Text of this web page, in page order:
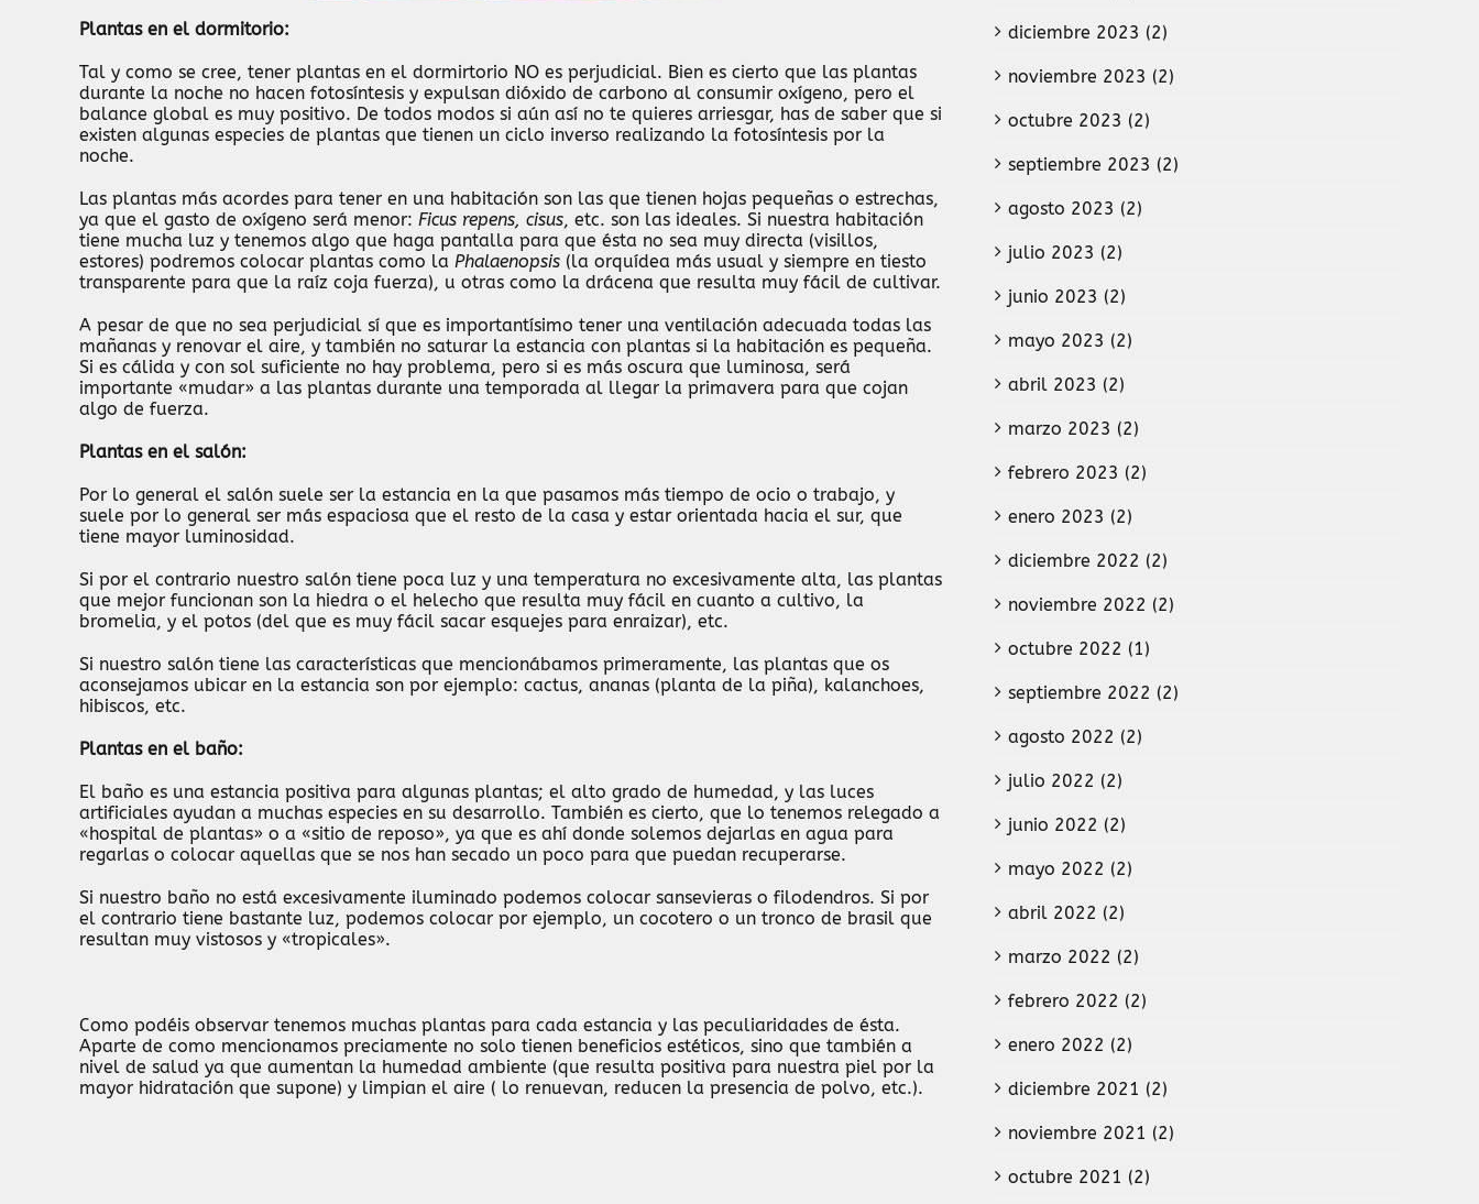
Plantas en el dormitorio:
Tal y como se cree, tener plantas en el dormirtorio NO es perjudicial. Bien es cierto que las plantas
durante la noche no hacen fotosíntesis y expulsan dióxido de carbono al consumir oxígeno, pero el
balance global es muy positivo. De todos modos si aún así no te quieres arriesgar, has de saber que si
existen algunas especies de plantas que tienen un ciclo inverso realizando la fotosíntesis por la
noche.
Las plantas más acordes para tener en una habitación son las que tienen hojas pequeñas o estrechas,
ya que el gasto de oxígeno será menor: Ficus repens, cisus, etc. son las ideales. Si nuestra habitación
tiene mucha luz y tenemos algo que haga pantalla para que ésta no sea muy directa (visillos,
estores) podremos colocar plantas como la Phalaenopsis(la orquídea más usual y siempre en tiesto
transparente para que la raíz coja fuerza), u otras como la drácena que resulta muy fácil de cultivar.
A pesar de que no sea perjudicial sí que es importantísimo tener una ventilación adecuada todas las
mañanas y renovar el aire, y también no saturar la estancia con plantas si la habitación es pequeña.
Si es cálida y con sol suficiente no hay problema, pero si es más oscura que luminosa, será
importante «mudar» a las plantas durante una temporada al llegar la primavera para que cojan
algo de fuerza.
Plantas en el salón:
Por lo general el salón suele ser la estancia en la que pasamos más tiempo de ocio o trabajo, y
suele por lo general ser más espaciosa que el resto de la casa y estar orientada hacia el sur, que
tiene mayor luminosidad.
Si por el contrario nuestro salón tiene poca luz y una temperatura no excesivamente alta, las plantas
que mejor funcionan son la hiedra o el helecho que resulta muy fácil en cuanto a cultivo, la
bromelia, y el potos (del que es muy fácil sacar esquejes para enraizar), etc.
Si nuestro salón tiene las características que mencionábamos primeramente, las plantas que os
aconsejamos ubicar en la estancia son por ejemplo: cactus, ananas (planta de la piña), kalanchoes,
hibiscos, etc.
Plantas en el baño:
El baño es una estancia positiva para algunas plantas; el alto grado de humedad, y las luces
artificiales ayudan a muchas especies en su desarrollo. También es cierto, que lo tenemos relegado a
«hospital de plantas» o a «sitio de reposo», ya que es ahí donde solemos dejarlas en agua para
regarlas o colocar aquellas que se nos han secado un poco para que puedan recuperarse.
Si nuestro baño no está excesivamente iluminado podemos colocar sansevieras o filodendros. Si por
el contrario tiene bastante luz, podemos colocar por ejemplo, un cocotero o un tronco de brasil que
resultan muy vistosos y «tropicales».
Como podéis observar tenemos muchas plantas para cada estancia y las peculiaridades de ésta.
Aparte de como mencionamos preciamente no solo tienen beneficios estéticos, sino que también a
nivel de salud ya que aumentan la humedad ambiente (que resulta positiva para nuestra piel por la
mayor hidratación que supone) y limpian el aire ( lo renuevan, reducen la presencia de polvo, etc.).
diciembre 2023 (2)
noviembre 2023 (2)
octubre 2023 (2)
septiembre 2023 (2)
agosto 2023 (2)
julio 2023 (2)
junio 2023 (2)
mayo 2023 (2)
abril 2023 (2)
marzo 2023 (2)
febrero 2023 (2)
enero 2023 (2)
diciembre 2022 (2)
noviembre 2022 (2)
octubre 2022 (1)
septiembre 2022 (2)
agosto 2022 (2)
julio 2022 (2)
junio 2022 (2)
mayo 2022 (2)
abril 2022 (2)
marzo 2022 (2)
febrero 2022 (2)
enero 2022 (2)
diciembre 2021 (2)
noviembre 2021 (2)
octubre 2021 (2)